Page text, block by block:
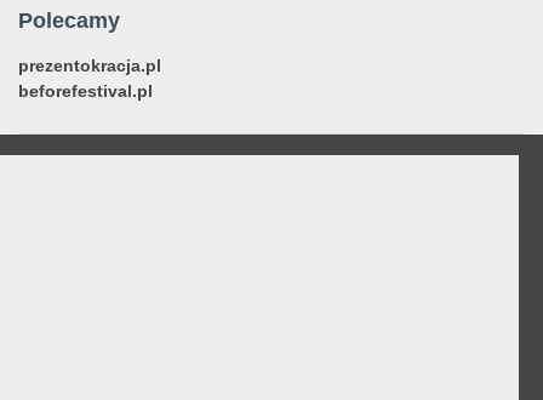
Polecamy
prezentokracja.pl
beforefestival.pl